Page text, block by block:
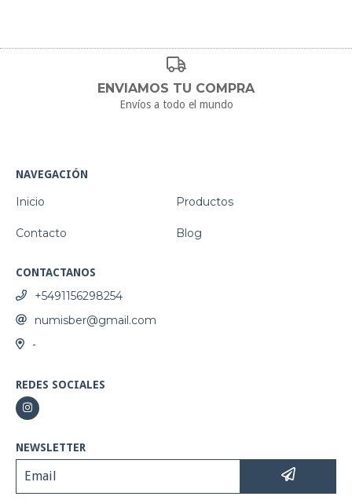
ENVIAMOS TU COMPRA
Envíos a todo el mundo
NAVEGACIÓN
Inicio Productos
Contacto Blog
CONTACTANOS
+5491156298254
numisber@gmail.com
-
REDES SOCIALES
NEWSLETTER